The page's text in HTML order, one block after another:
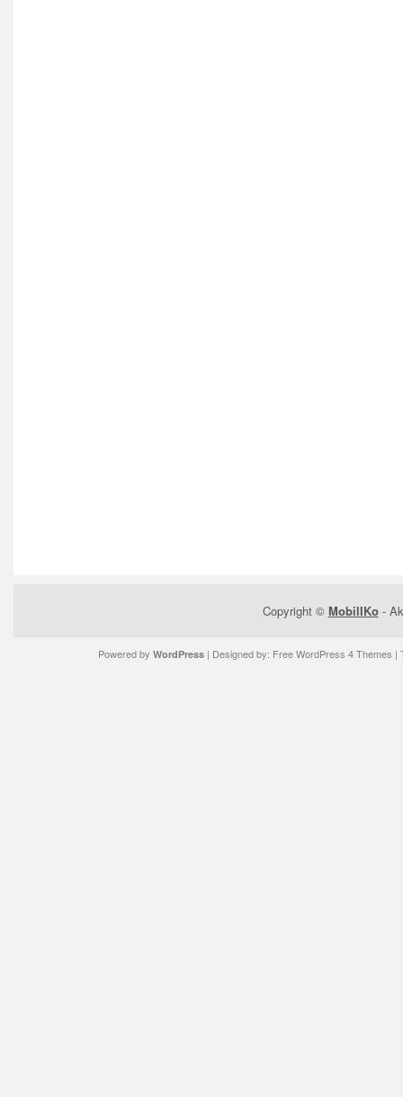
Copyright © MobilIKo-
Powered by WordPress| Designed by: Free WordPress 4 Themes |